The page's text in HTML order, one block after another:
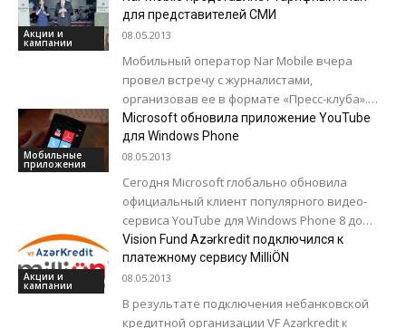
футбольной командой "Манчестер
Юнайтед" благотворительный...
Акции и
кампании
для представителей СМИ
08.05.2013
Мобильный оператор Nar Mobile вчера
провел встречу с журналистами,
организовав ее в формате «Пресс-клуба».
Открывающий мероприятие вступительным
словом Генеральный Директор компании
Azerfon Кент Макнили,...
Мобильные
приложения
Microsoft обновила приложение YouTube
для Windows Phone
08.05.2013
Сегодня Microsoft глобально обновила
официальный клиент популярного видео-
сервиса YouTube для Windows Phone 8 до
версии 3.0. Теперь это не просто обертка для
веб-сайта, а абсолютно отдельное
приложение, созданное...
Акции и
кампании
Vision Fund Azərkredit подключился к
платежному сервису MilliÖN
08.05.2013
В результате подключения небанковской
кредитной организации VF Azərkredit к